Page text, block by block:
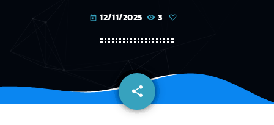
today 12/11/2025 3
share
email